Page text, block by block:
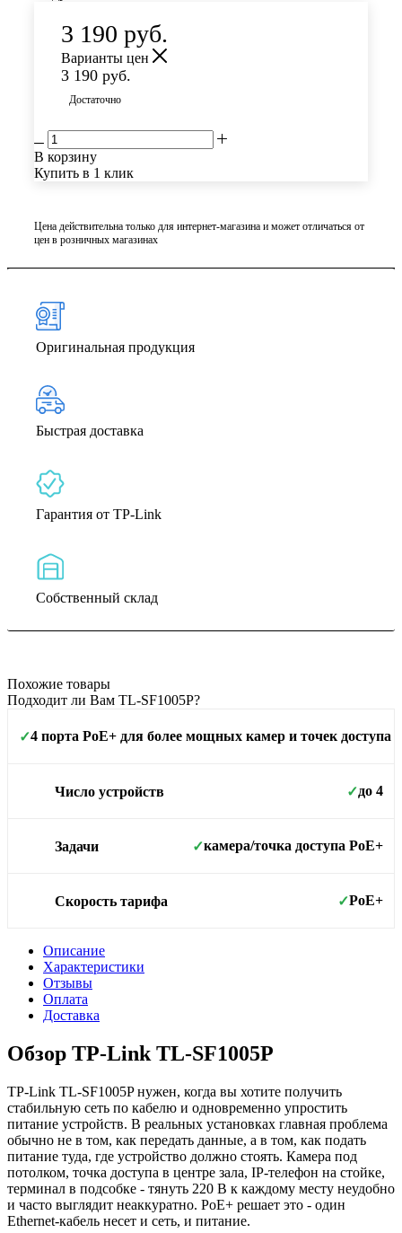
3 190 руб.
Варианты цен
3 190 руб.
Достаточно
В корзину
Купить в 1 клик
Цена действительна только для интернет-магазина и может отличаться от
цен в розничных магазинах
Оригинальная продукция
Быстрая доставка
Гарантия от TP-Link
Собственный склад
Похожие товары
Подходит ли Вам TL-SF1005P?
Площадь покрытия
✓4 порта PoE+ для более мощных камер и точек доступа
Число устройств ✓до 4
Задачи ✓камера/точка доступа PoE+
Скорость тарифа ✓PoE+
Описание
Характеристики
Отзывы
Оплата
Доставка
Обзор TP-Link TL-SF1005P
TP-Link TL-SF1005P нужен, когда вы хотите получить
стабильную сеть по кабелю и одновременно упростить
питание устройств. В реальных установках главная проблема
обычно не в том, как передать данные, а в том, как подать
питание туда, где устройство должно стоять. Камера под
потолком, точка доступа в центре зала, IP-телефон на стойке,
терминал в подсобке - тянуть 220 В к каждому месту неудобно
и часто выглядит неаккуратно. PoE+ решает это - один
Ethernet-кабель несет и сеть, и питание.